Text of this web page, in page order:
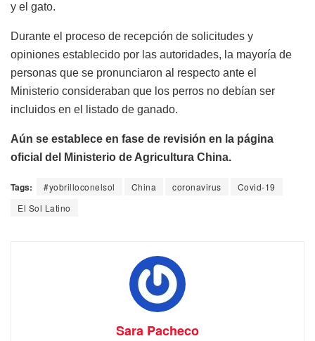
y el gato.
Durante el proceso de recepción de solicitudes y
opiniones establecido por las autoridades, la mayoría de
personas que se pronunciaron al respecto ante el
Ministerio consideraban que los perros no debían ser
incluidos en el listado de ganado.
Aún se establece en fase de revisión en la página
oficial del Ministerio de Agricultura China.
Tags: #yobrilloconelsol China coronavirus
Covid-19
El Sol Latino
Sara Pacheco